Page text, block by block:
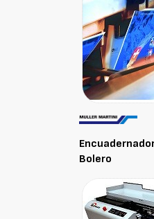
Bolero